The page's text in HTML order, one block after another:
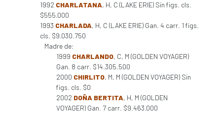
1992 CHARLATANA, H, C (LAKE ERIE) Sin figs. cls.
$555.000
1993 CHARLADA, H, C (LAKE ERIE) Gan. 4 carr. 1 figs.
cls. $9.030.750
Madre de:
1999 CHARLANDO, C, M (GOLDEN VOYAGER)
Gan. 8 carr. $14.305.500
2000 CHIRLITO, M, M (GOLDEN VOYAGER) Sin
figs. cls. $0
2002 DOÑA BERTITA, H, M (GOLDEN
VOYAGER) Gan. 7 carr. $9.463.000